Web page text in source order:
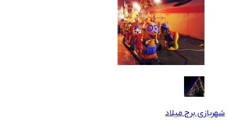
شهربازی برج میلاد